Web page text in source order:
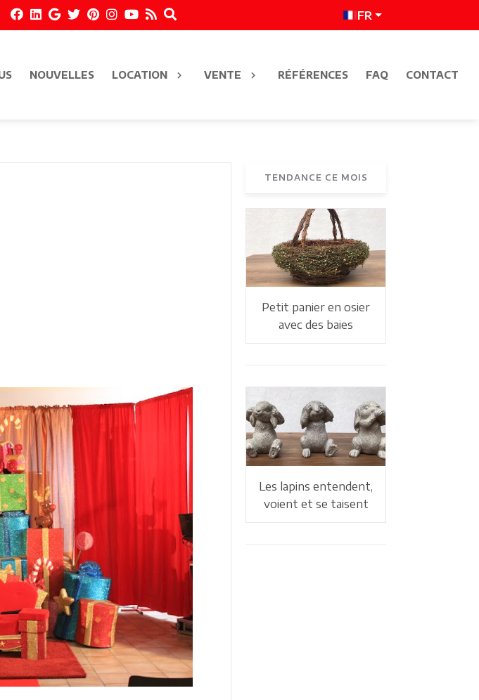
FR
NOUVELLES LOCATION VENTE RÉFÉRENCES FAQ CONTACT
TENDANCE CE MOIS
Petit panier en osier
avec des baies
Les lapins entendent,
voient et se taisent